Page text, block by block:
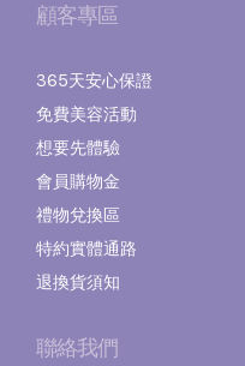
顧客專區
365天安心保證
免費美容活動
想要先體驗
會員購物金
禮物兌換區
特約實體通路
退換貨須知
聯絡我們